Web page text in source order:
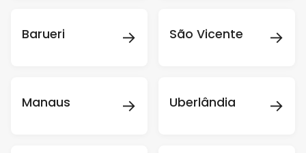
Barueri → São Vicente →
Manaus → Uberlândia →